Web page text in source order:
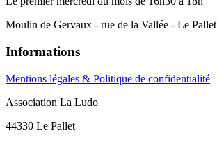
Moulin de Gervaux - rue de la Vallée - Le Pallet
Informations
Mentions légales & Politique de confidentialité
Association La Ludo
44330 Le Pallet